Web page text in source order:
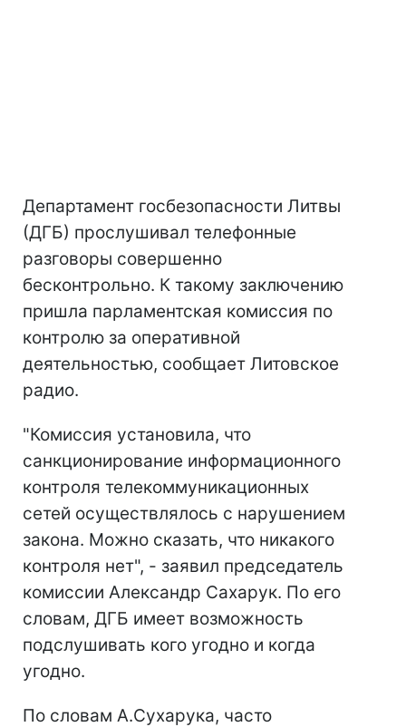
Департамент госбезопасности Литвы
(ДГБ) прослушивал телефонные
разговоры совершенно
бесконтрольно. К такому заключению
пришла парламентская комиссия по
контролю за оперативной
деятельностью, сообщает Литовское
радио.
"Комиссия установила, что
санкционирование информационного
контроля телекоммуникационных
сетей осуществлялось с нарушением
закона. Можно сказать, что никакого
контроля нет", - заявил председатель
комиссии Александр Сахарук. По его
словам, ДГБ имеет возможность
подслушивать кого угодно и когда
угодно.
По словам А.Сухарука, часто